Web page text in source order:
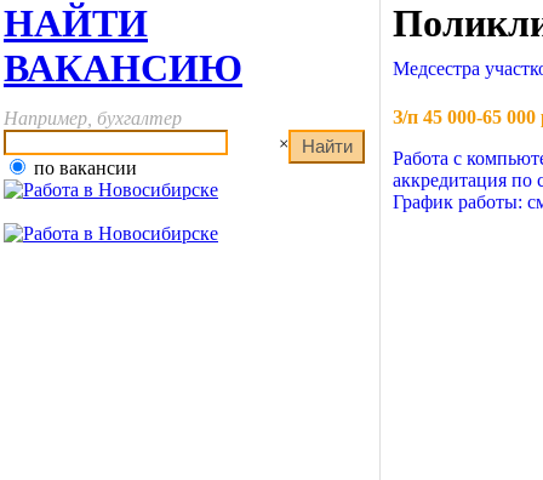
НАЙТИ
ВАКАНСИЮ
Например, бухгалтер
×
по вакансии
Медсестра
З/п 45 000-65 000
Работа с
аккредитация по
График работы: